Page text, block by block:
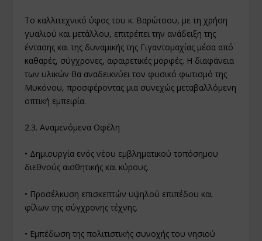
Το καλλιτεχνικό ύφος του κ. Βαρώτσου, με τη χρήση
γυαλιού και μετάλλου, επιτρέπει την ανάδειξη της
έντασης και της δυναμικής της Γιγαντομαχίας μέσα από
καθαρές, σύγχρονες, αφαιρετικές μορφές. Η διαφάνεια
των υλικών θα αναδεικνύει τον φυσικό φωτισμό της
Μυκόνου, προσφέροντας μια συνεχώς μεταβαλλόμενη
οπτική εμπειρία.
2.3. Αναμενόμενα Οφέλη
• Δημιουργία ενός νέου εμβληματικού τοπόσημου
διεθνούς αισθητικής και κύρους.
• Προσέλκυση επισκεπτών υψηλού επιπέδου και
φίλων της σύγχρονης τέχνης.
• Εμπέδωση της πολιτιστικής συνοχής του νησιού